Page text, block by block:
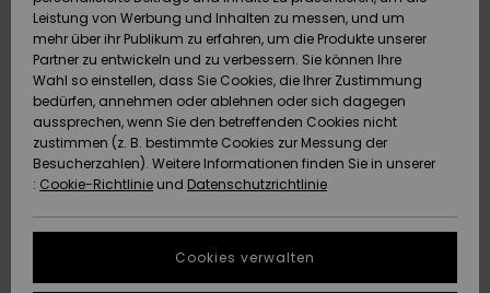
Snow
Brandneu
Highlights
Snow
Brandneu
Highlights
Community
Highlights
Community
DOPPELTER
RABATT
HILFE & KONTAKT
Geschenkkarte
Quiksilver
Freedom
Datenschutz
Starten Sie eine
Unterhaltung,
NACHHALTIGKEIT
Leistung von Werbung und Inhalten zu messen, und um
mehr über ihr Publikum zu erfahren, um die Produkte unserer
Partner zu entwickeln und zu verbessern. Sie können Ihre
Wahl so einstellen, dass Sie Cookies, die Ihrer Zustimmung
bedürfen, annehmen oder ablehnen oder sich dagegen
aussprechen, wenn Sie den betreffenden Cookies nicht
zustimmen (z. B. bestimmte Cookies zur Messung der
Besucherzahlen). Weitere Informationen finden Sie in unserer
: Cookie-Richtlinie und Datenschutzrichtlinie
Cookies verwalten